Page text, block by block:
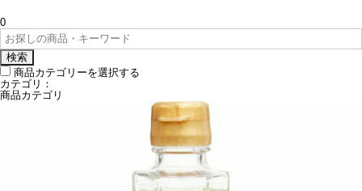
0
検索
商品カテゴリーを選択する
カテゴリ：
商品カテゴリ